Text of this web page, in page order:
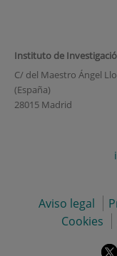
Instituto de
C/ del Maestro Ángel
(España)
28015 Madrid
Aviso legal
Cookies